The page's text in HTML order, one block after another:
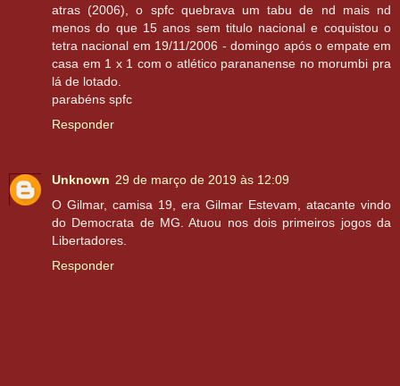
atras (2006), o spfc quebrava um tabu de nd mais nd
menos do que 15 anos sem titulo nacional e coquistou o
tetra nacional em 19/11/2006 - domingo após o empate em
casa em 1 x 1 com o atlético parananense no morumbi pra
lá de lotado.
parabéns spfc
Responder
Unknown 29 de março de 2019 às 12:09
O Gilmar, camisa 19, era Gilmar Estevam, atacante vindo
do Democrata de MG. Atuou nos dois primeiros jogos da
Libertadores.
Responder